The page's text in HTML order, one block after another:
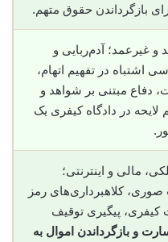
بازگرداندن حقوق متهم.
و غیرعمد؛ آدم‌ربایی و
اشتباه در تفهیم اتهام،
دفاع مبتنی بر شواهد و
در دادگاه کیفری یک
مالی و اینترنتی؛
صوری، کلاهبرداری‌های رمز
کیفری، پیگیری توقیف
و بازگرداندن اموال به